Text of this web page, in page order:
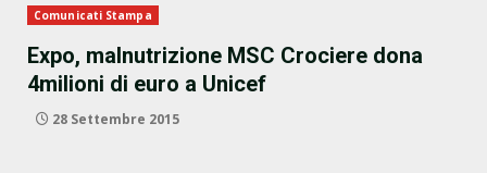
Comunicati Stampa
Expo, malnutrizione MSC Crociere dona
4milioni di euro a Unicef
28 Settembre 2015